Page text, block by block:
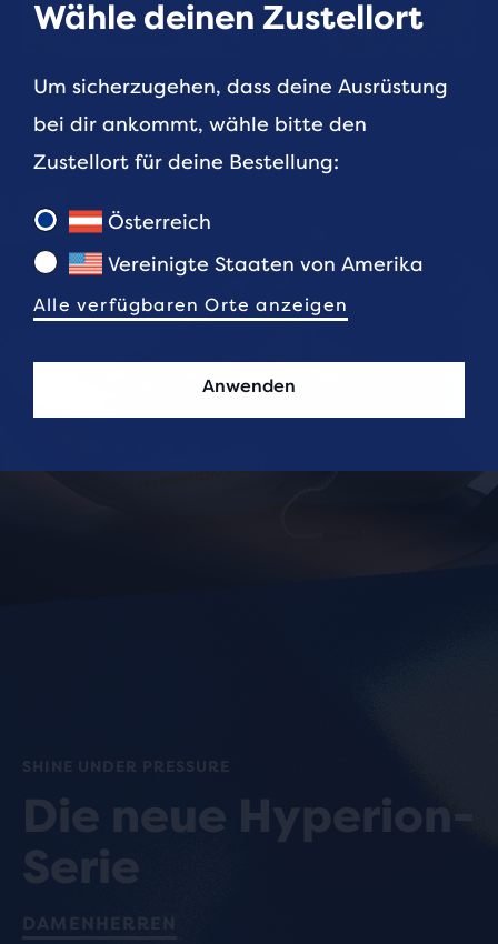
BESTSELLER LERNE BROOKS KENNEN
SHINE UNDER PRESSURE
Die neue Hyperion-
Serie
DAMEN HERREN
Wähle deinen Zustellort
Um sicherzugehen, dass deine Ausrüstung
bei dir ankommt, wähle bitte den
Zustellort für deine Bestellung:
Österreich
Vereinigte Staaten von Amerika
Alle verfügbaren Orte anzeigen
Anwenden